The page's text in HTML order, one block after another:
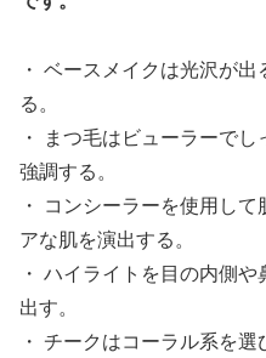
・ ベースメイクは光沢が
る。
・ まつ毛はビューラーで
強調する。
・ コンシーラーを使用し
アな肌を演出する。
・ ハイライトを目の内側
出す。
・ チークはコーラル系を